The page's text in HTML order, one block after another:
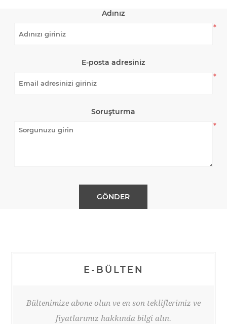
Adınız
*
E-posta adresiniz
*
Soruşturma
*
E-BÜLTEN
Bültenimize abone olun ve en son tekliflerimiz ve
fiyatlarımız hakkında bilgi alın.